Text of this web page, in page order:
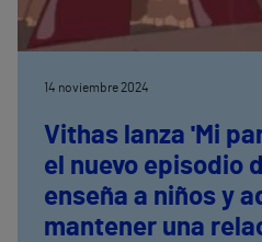
14 noviembre 2024
Vithas lanza 'Mi
el nuevo episodio
enseña a niños y
mantener una